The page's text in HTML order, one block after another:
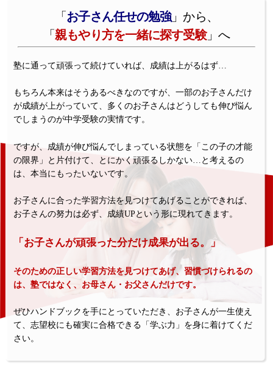
「お子さん任せの勉強」から、
「親もやり方を一緒に探す受験」へ
塾に通って頑張って続けていれば、成績は上がるはず…
もちろん本来はそうあるべきなのですが、一部のお子さんだけ
が成績が上がっていて、多くのお子さんはどうしても伸び悩ん
でしまうのが中学受験の実情です。
ですが、成績が伸び悩んでしまっている状態を「この子の才能
の限界」と片付けて、とにかく頑張るしかない…と考えるの
は、本当にもったいないです。
お子さんに合った学習方法を見つけてあげることができれば、
お子さんの努力は必ず、成績UPという形に現れてきます。
「お子さんが頑張った分だけ成果が出る。」
そのための正しい学習方法を見つけてあげ、習慣づけられるの
は、塾ではなく、お母さん・お父さんだけです。
ぜひハンドブックを手にとっていただき、お子さんが一生使え
て、志望校にも確実に合格できる「学ぶ力」を身に着けてくだ
さい。